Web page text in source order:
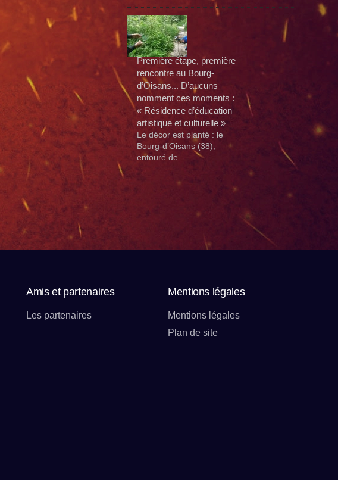
Première étape, première
rencontre au Bourg-
d’Oisans... D’aucuns
nomment ces moments :
« Résidence d’éducation
artistique et culturelle »
Le décor est planté : le
Bourg-d’Oisans (38),
entouré de …
Amis et partenaires
Les partenaires
Mentions légales
Mentions légales
Plan de site